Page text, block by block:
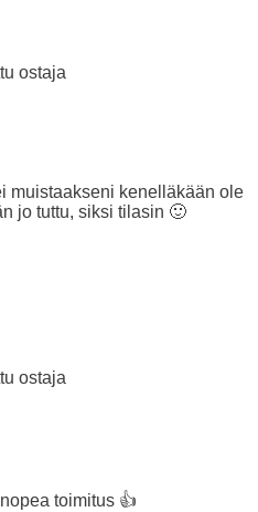
ostaja
muistaakseni kenelläkään ole
jo tuttu, siksi tilasin 🙂
ostaja
toimitus 👍